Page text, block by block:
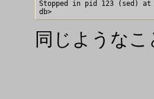
Stopped in pid 123 (sed) at
同じようなこ